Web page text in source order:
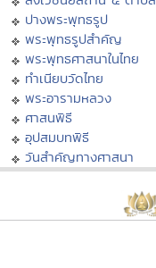
ปางพระพุทธรูป
พระพุทธรูปสำคัญ
พระพุทธศาสนาในไทย
ทำเนียบวัดไทย
พระอารามหลวง
ศาสนพิธี
อุปสมบทพิธี
วันสำคัญทางศาสนา